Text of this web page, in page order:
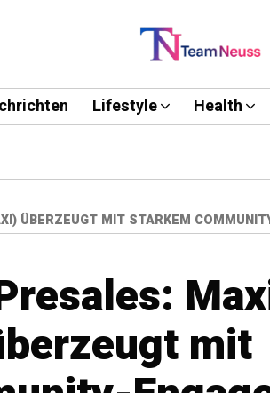
Lifestyle Health
ÜBERZEUGT MIT STARKEM
mit